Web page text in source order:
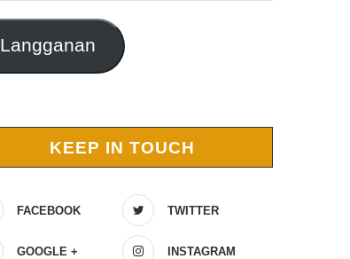
Langganan
KEEP IN TOUCH
FACEBOOK TWITTER
GOOGLE + INSTAGRAM